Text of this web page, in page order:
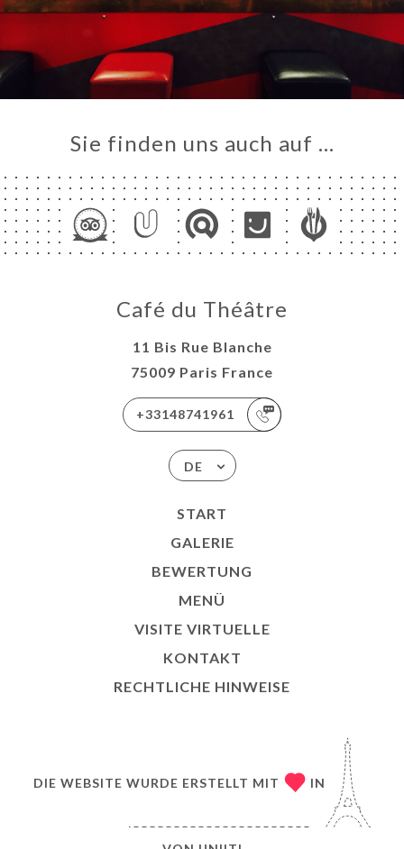
Sie finden uns auch auf …
Café du Théâtre
11 Bis Rue Blanche
75009 Paris France
+33148741961
DE
START
GALERIE
BEWERTUNG
MENÜ
VISITE VIRTUELLE
KONTAKT
RECHTLICHE HINWEISE
DIE WEBSITE WURDE ERSTELLT MIT IN